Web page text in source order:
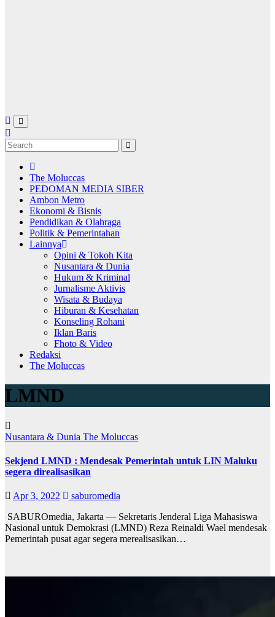
The Moluccas
PEDOMAN MEDIA SIBER
Ambon Metro
Ekonomi & Bisnis
Pendidikan & Olahraga
Politik & Pemerintahan
Lainnya
Opini & Tokoh Kita
Nusantara & Dunia
Hukum & Kriminal
Jurnalisme Aktivis
Wisata & Budaya
Hiburan & Kesehatan
Konseling Rohani
Iklan Baris
Fhoto & Video
Redaksi
The Moluccas
LMND
Nusantara & Dunia The Moluccas
Sekjend LMND : Mendesak Pemerintah untuk LIN Maluku
segera direalisasikan
Apr 3, 2022
saburomedia
SABUROmedia, Jakarta — Sekretaris Jenderal Liga Mahasiswa
Nasional untuk Demokrasi (LMND) Reza Reinaldi Wael mendesak
Pemerintah pusat agar segera merealisasikan…